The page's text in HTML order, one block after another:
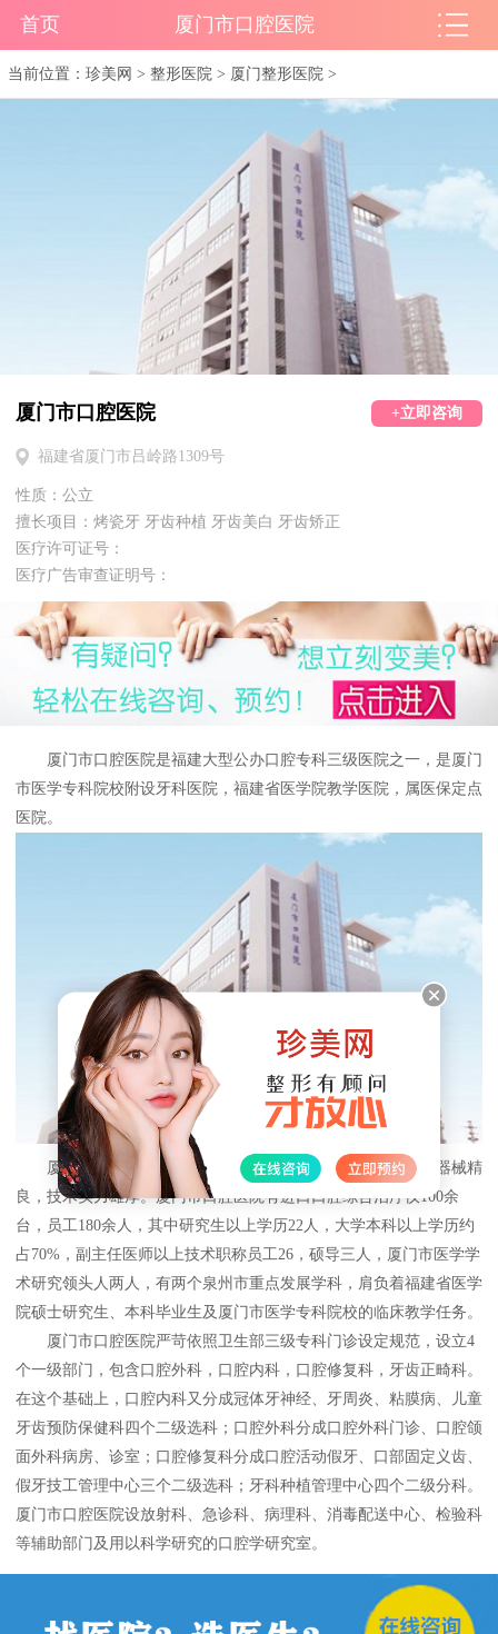
首页 厦门市口腔医院
当前位置：珍美网 >整形医院 > 厦门整形医院 >
厦门市口腔医院 +立即咨询
福建省厦门市吕岭路1309号
性质：公立
擅长项目：烤瓷牙 牙齿种植 牙齿美白 牙齿矫正
医疗许可证号：
医疗广告审查证明号：
厦门市口腔医院是福建大型公办口腔专科三级医院之一，是厦门
市医学专科院校附设牙科医院，福建省医学院教学医院，属医保定点
医院。
厦门市口腔医院是厦门市唯一的一家口腔专科门诊，医疗器械精
良，技术实力雄厚。厦门市口腔医院有进口口腔综合治疗仪100余
台，员工180余人，其中研究生以上学历22人，大学本科以上学历约
占70%，副主任医师以上技术职称员工26，硕导三人，厦门市医学学
术研究领头人两人，有两个泉州市重点发展学科，肩负着福建省医学
院硕士研究生、本科毕业生及厦门市医学专科院校的临床教学任务。
厦门市口腔医院严苛依照卫生部三级专科门诊设定规范，设立4
个一级部门，包含口腔外科，口腔内科，口腔修复科，牙齿正畸科。
在这个基础上，口腔内科又分成冠体牙神经、牙周炎、粘膜病、儿童
牙齿预防保健科四个二级选科；口腔外科分成口腔外科门诊、口腔颌
面外科病房、诊室；口腔修复科分成口腔活动假牙、口部固定义齿、
假牙技工管理中心三个二级选科；牙科种植管理中心四个二级分科。
厦门市口腔医院设放射科、急诊科、病理科、消毒配送中心、检验科
等辅助部门及用以科学研究的口腔学研究室。